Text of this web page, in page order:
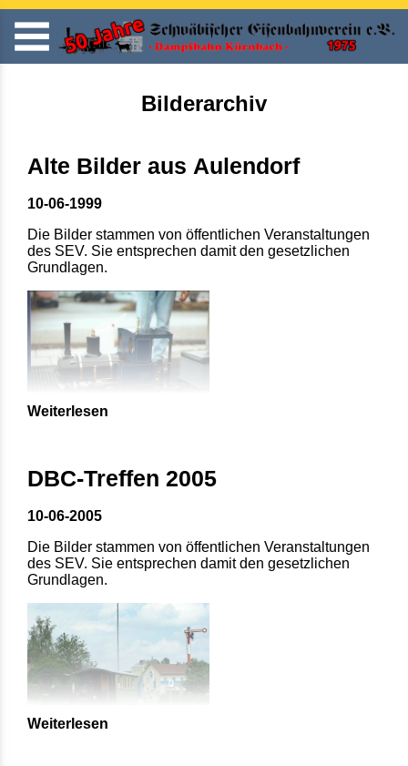
Bilderarchiv
Alte Bilder aus Aulendorf
10-06-1999
Die Bilder stammen von öffentlichen Veranstaltungen
des SEV. Sie entsprechen damit den gesetzlichen
Grundlagen.
Weiterlesen
DBC-Treffen 2005
10-06-2005
Die Bilder stammen von öffentlichen Veranstaltungen
des SEV. Sie entsprechen damit den gesetzlichen
Grundlagen.
Weiterlesen